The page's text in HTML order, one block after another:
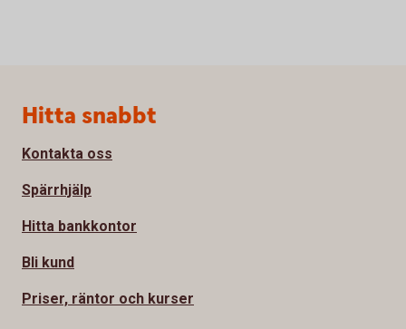
Sidfot
Hitta snabbt
Kontakta oss
Spärrhjälp
Hitta bankkontor
Bli kund
Priser, räntor och kurser